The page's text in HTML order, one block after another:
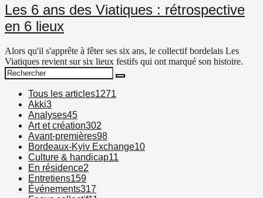
Les 6 ans des Viatiques : rétrospective
en 6 lieux
Alors qu'il s'apprête à fêter ses six ans, le collectif bordelais Les
Viatiques revient sur six lieux festifs qui ont marqué son histoire.
Search
for:
Search
Tous les articles1271
Akki3
Analyses45
Art et création302
Avant-premières98
Bordeaux-Kyiv Exchange10
Culture & handicap11
En résidence2
Entretiens159
Événements317